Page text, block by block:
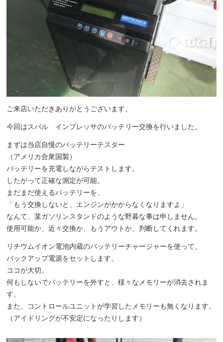
ご来店いただきありがとうございます。
今回はスバル インプレッサのバッテリー交換を行いました。
まずは当店自慢のバッテリーテスター
（アメリカ合衆国製）
バッテリーを充電しながらテストします。
したがって正確な測定が可能。
まだまだ使えるバッテリーを、
「もう交換しないと、エンジンがかからなくなりますよ」
なんて、某ガソリンスタンドのような野暮な事は申しません。
使用可能か、近々交換か、もうアウトか、判断してくれます。
リチウムイオン電池内蔵のバッテリーチャージャーを使って、
バックアップ電源をセットします。
ココが大切。
何もしないでバッテリーを外すと、様々なメモリーが消去されま
す。
また、コントロールユニットが学習したメモリーも無くなります。
（アイドリングが不安定になったりします）